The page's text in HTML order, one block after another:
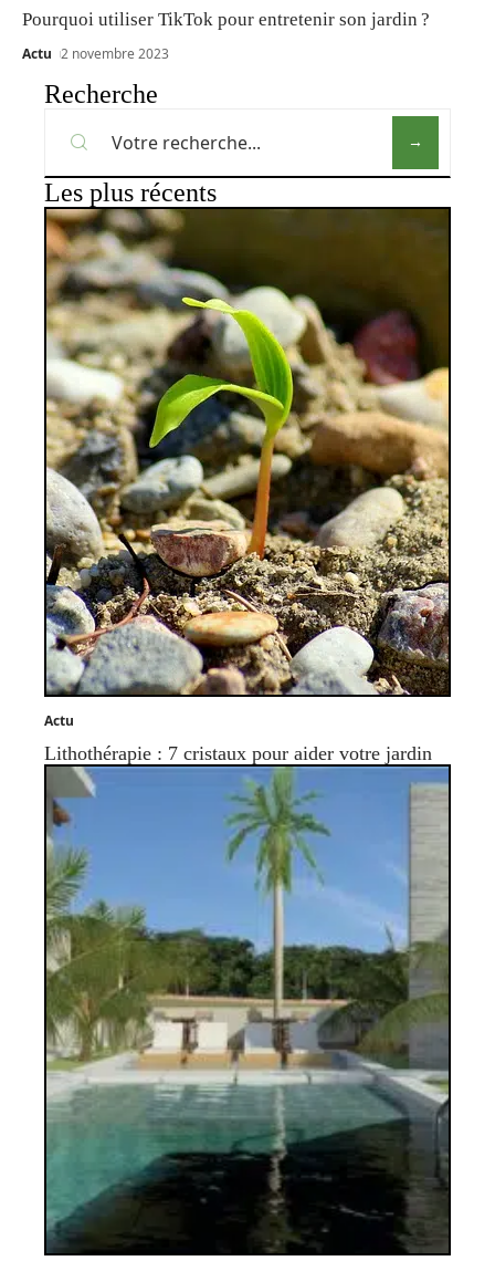
Pourquoi utiliser TikTok pour entretenir son jardin ?
Actu 2 novembre 2023
Recherche
Les plus récents
Actu
Lithothérapie : 7 cristaux pour aider votre jardin